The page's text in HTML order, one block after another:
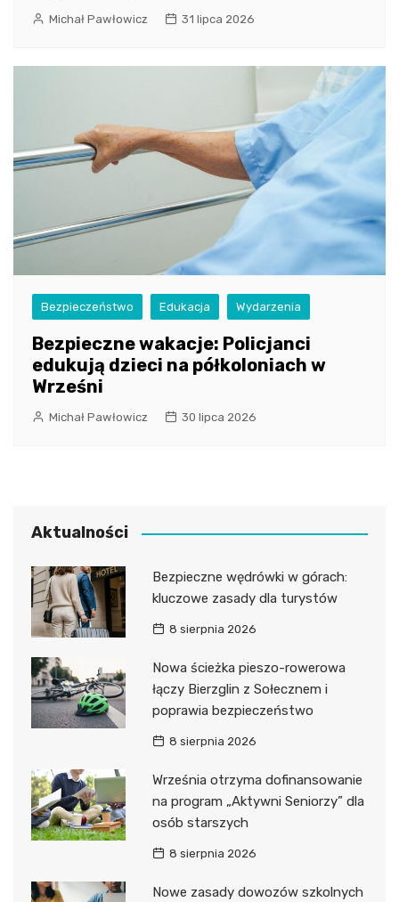
Michał Pawłowicz 31 lipca 2026
Bezpieczeństwo Edukacja Wydarzenia
Bezpieczne wakacje: Policjanci
edukują dzieci na półkoloniach w
Wrześni
Michał Pawłowicz 30 lipca 2026
Aktualności
Bezpieczne wędrówki w górach:
kluczowe zasady dla turystów
8 sierpnia 2026
Nowa ścieżka pieszo-rowerowa
łączy Bierzglin z Sołecznem i
poprawia bezpieczeństwo
8 sierpnia 2026
Września otrzyma dofinansowanie
na program „Aktywni Seniorzy” dla
osób starszych
8 sierpnia 2026
Nowe zasady dowozów szkolnych